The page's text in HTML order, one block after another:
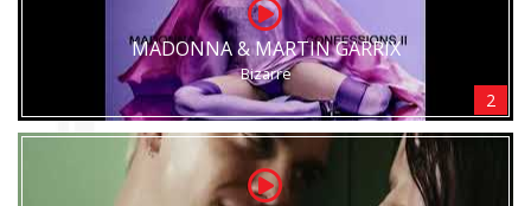
MADONNA & MARTIN GARRIX
Bizarre
2